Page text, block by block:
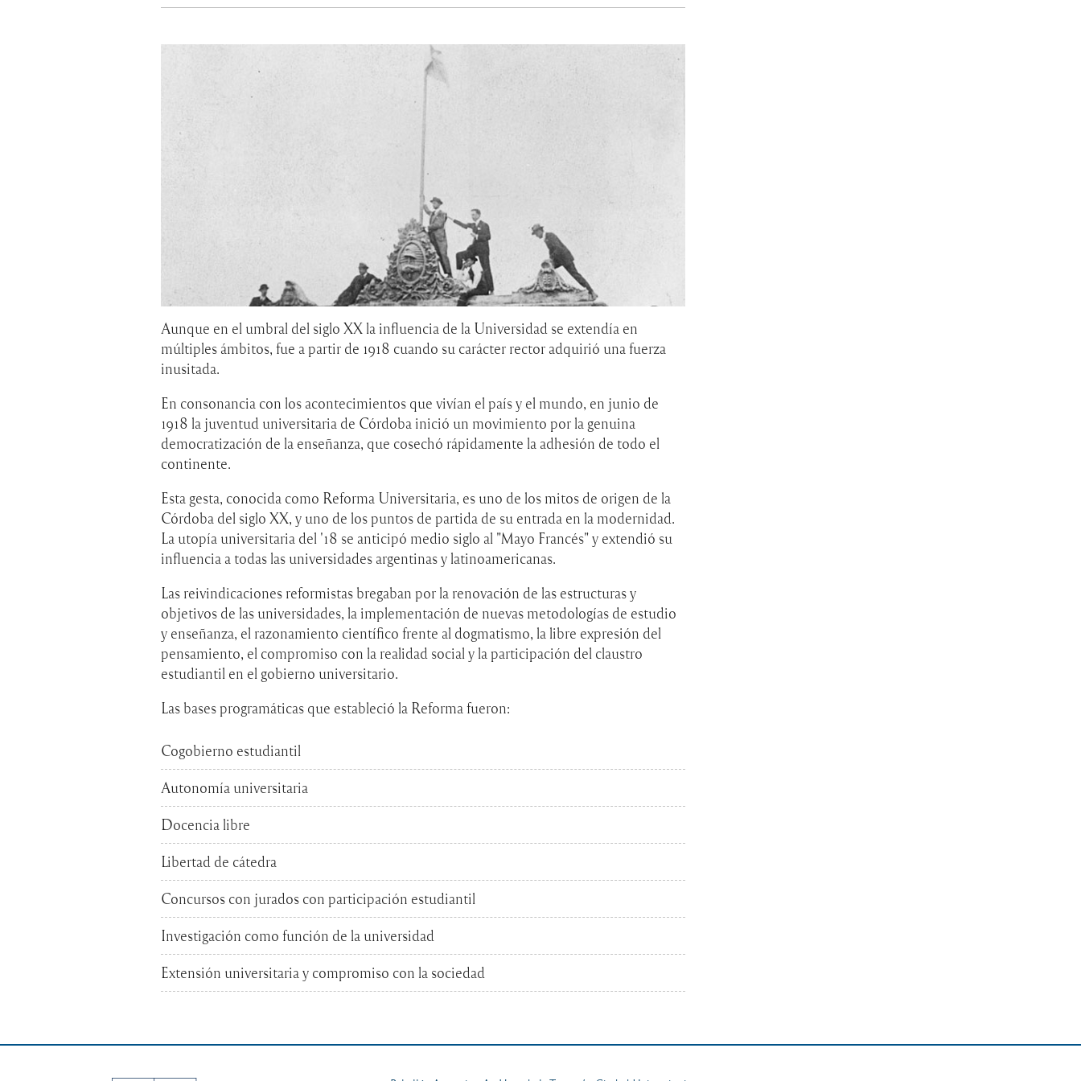
Aunque en el umbral del siglo XX la influencia de la Universidad se extendía en
múltiples ámbitos, fue a partir de 1918 cuando su carácter rector adquirió una fuerza
inusitada.
En consonancia con los acontecimientos que vivían el país y el mundo, en junio de
1918 la juventud universitaria de Córdoba inició un movimiento por la genuina
democratización de la enseñanza, que cosechó rápidamente la adhesión de todo el
continente.
Esta gesta, conocida como Reforma Universitaria, es uno de los mitos de origen de la
Córdoba del siglo XX, y uno de los puntos de partida de su entrada en la modernidad.
La utopía universitaria del '18 se anticipó medio siglo al "Mayo Francés" y extendió su
influencia a todas las universidades argentinas y latinoamericanas.
Las reivindicaciones reformistas bregaban por la renovación de las estructuras y
objetivos de las universidades, la implementación de nuevas metodologías de estudio
y enseñanza, el razonamiento científico frente al dogmatismo, la libre expresión del
pensamiento, el compromiso con la realidad social y la participación del claustro
estudiantil en el gobierno universitario.
Las bases programáticas que estableció la Reforma fueron:
Cogobierno estudiantil
Autonomía universitaria
Docencia libre
Libertad de cátedra
Concursos con jurados con participación estudiantil
Investigación como función de la universidad
Extensión universitaria y compromiso con la sociedad